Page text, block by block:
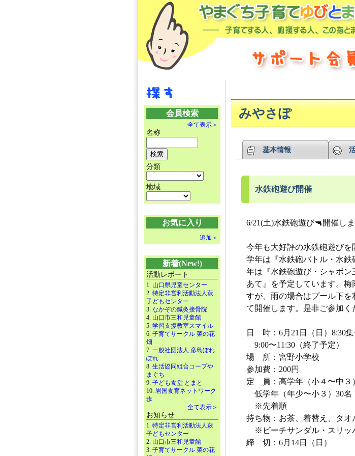
会員検索
全て表示＞
名称
分類
地域
お気に入り
追加＜
新着(New!)
活動レポート
1. 山口県児童センター
2. 特定非営利活動法人萩
子どもセンター
3. なかぞの鍼灸接骨院
4. 山口市三和児童館
5. 学習支援教室スマイル
6. 子育てサークル 菜の花
畑
7. 一般社団法人 彦島ぽれ
ぽれ
8. 生活協同組合コープや
まぐち
9. 子ども食堂 とまと
10. 岩国食育ネットワーク
歩
全て表示＞
お知らせ
1. 特定非営利活動法人萩
子どもセンター
2. 山口市三和児童館
3. 子育てサークル 菜の花
みやさぽ
基本情報
水鉄砲遊び開催
6/21(土)水鉄砲遊び🔫開催しま
今年も大好評の水鉄砲遊びを
学年は『水鉄砲バトル・水鉄
年は『水鉄砲遊び・シャボン
あて』を予定しています。梅
すが、雨の場合はプール下を
て開催します。是非ご参加く
日 時：6月21日（日）8:30集
9:00〜11:30（終了予定）
場 所：宮野小学校
参加費：200円
定 員：高学年（小４〜中３
低学年（年少〜小３）30名
※先着順
持ち物：お茶、着替え、タオ
※ビーチサンダル・スリッ
締 切：6月14日（日）